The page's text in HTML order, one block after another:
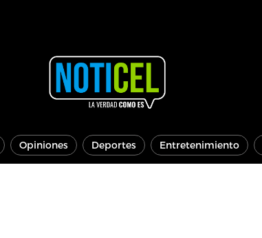
Opiniones Deportes Entretenimiento